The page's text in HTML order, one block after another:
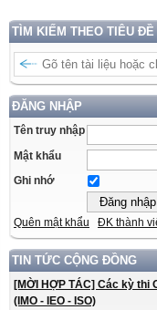
TÌM KIẾM THEO TIÊU ĐỀ
ĐĂNG NHẬP
Tên truy nhập
Mật khẩu
Ghi nhớ
Quên mật khẩu ĐK thành
TIN TỨC CỘNG ĐỒNG
[MỜI HỢP TÁC] Các kỳ thi
(IMO - IEO - ISO)